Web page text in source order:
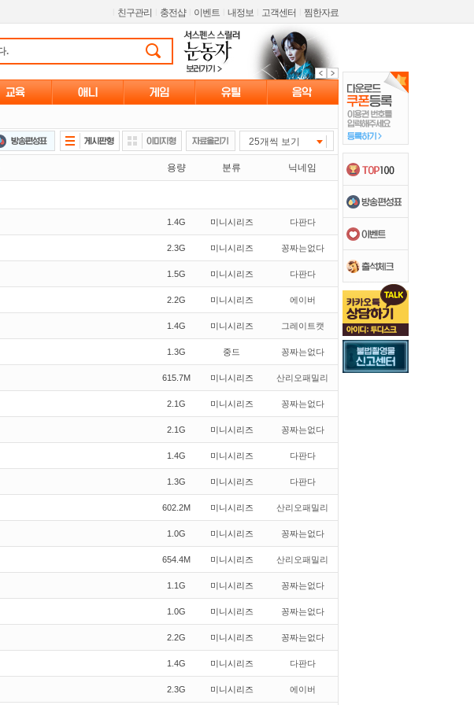
친구관리 충전샵 이벤트 내정보 고객센터 찜한자료
25개씩 보기
용량 분류 닉네임
1.4G 미니시리즈 다판다
2.3G 미니시리즈 꽁짜는없다
1.5G 미니시리즈 다판다
2.2G 미니시리즈 에이버
1.4G 미니시리즈 그레이트캣
1.3G 중드 꽁짜는없다
615.7M 미니시리즈 산리오패밀리
2.1G 미니시리즈 꽁짜는없다
2.1G 미니시리즈 꽁짜는없다
1.4G 미니시리즈 다판다
1.3G 미니시리즈 다판다
602.2M 미니시리즈 산리오패밀리
1.0G 미니시리즈 꽁짜는없다
654.4M 미니시리즈 산리오패밀리
1.1G 미니시리즈 꽁짜는없다
1.0G 미니시리즈 꽁짜는없다
2.2G 미니시리즈 꽁짜는없다
1.4G 미니시리즈 다판다
2.3G 미니시리즈 에이버